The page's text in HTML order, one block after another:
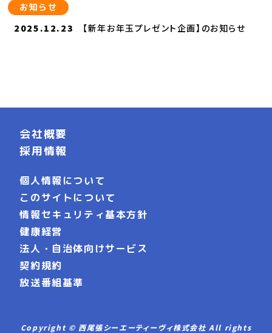
お知らせ
2025.12.23 【新年お年玉プレゼント企画】のお知らせ
会社概要
採用情報
個人情報について
このサイトについて
情報セキュリティ基本方針
健康経営
法人・自治体向けサービス
契約規約
放送番組基準
Copyright © 西尾張シーエーティーヴィ株式会社 All rights